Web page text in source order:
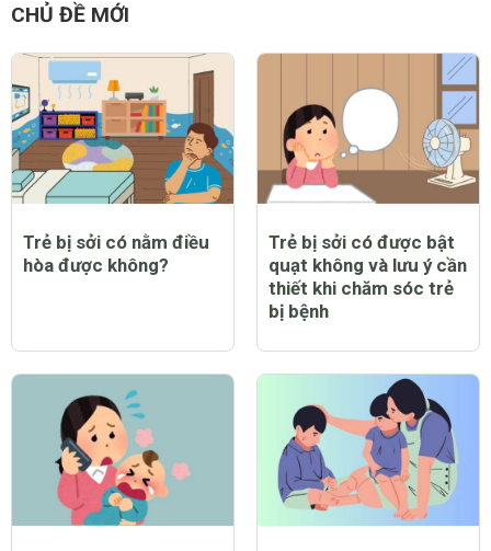
CHỦ ĐỀ MỚI
Trẻ bị sởi có nằm điều
hòa được không?
Trẻ bị sởi có được bật
quạt không và lưu ý cần
thiết khi chăm sóc trẻ
bị bệnh